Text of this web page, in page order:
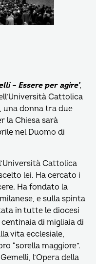
– Essere per agire’,
Cattolica
una donna tra due
la Chiesa sarà
nel Duomo di
Cattolica
lei. Ha cercato i
Ha fondato la
e sulla spinta
in tutte le diocesi
di migliaia di
vita ecclesiale,
“sorella maggiore”.
l’Opera della